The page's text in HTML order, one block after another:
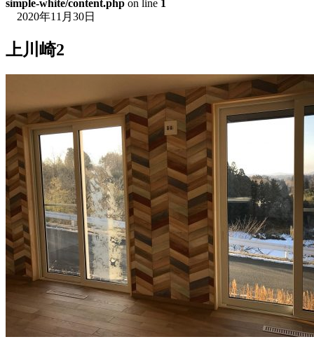
simple-white/content.php on line 1
2020年11月30日
上川崎2